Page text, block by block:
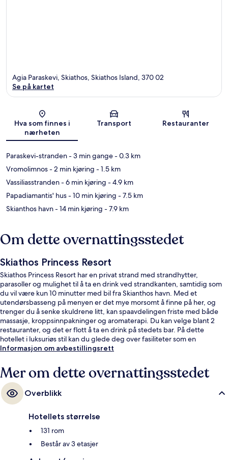
Kart
Agia Paraskevi, Skiathos, Skiathos Island, 370 02
Se på kartet
Hva som finnes i
nærheten
Transport Restauranter
Paraskevi-stranden- 3 min gange- 0.3 km
Vromolimnos- 2 min kjøring - 1.5 km
Vassiliasstranden- 6 min kjøring - 4.9 km
Papadiamantis' hus- 10 min kjøring - 7.5 km
Skianthos havn- 14 min kjøring - 7.9 km
Om dette overnattingsstedet
Skiathos Princess Resort
Skiathos Princess Resort har en privat strand med strandhytter,
parasoller og mulighet til å ta en drink ved strandkanten, samtidig som
du vil være kun 10 minutter med bil fra Skianthos havn. Med et
utendørsbasseng på menyen er det mye morsomt å finne på her, og
trenger du å senke skuldrene litt, kan spaavdelingen friste med både
massasje, kroppsinnpakninger og aromaterapi. Du kan velge blant 2
restauranter, og det er flott å ta en drink på stedets bar. På dette
hotellet i luksuriøs stil kan du glede deg over fasiliteter som en
bassengbar, et helsestudio og et treningssenter.
Informasjon om avbestillingsrett
Mer om dette overnattingsstedet
Overblikk
Hotellets størrelse
131 rom
Består av 3 etasjer